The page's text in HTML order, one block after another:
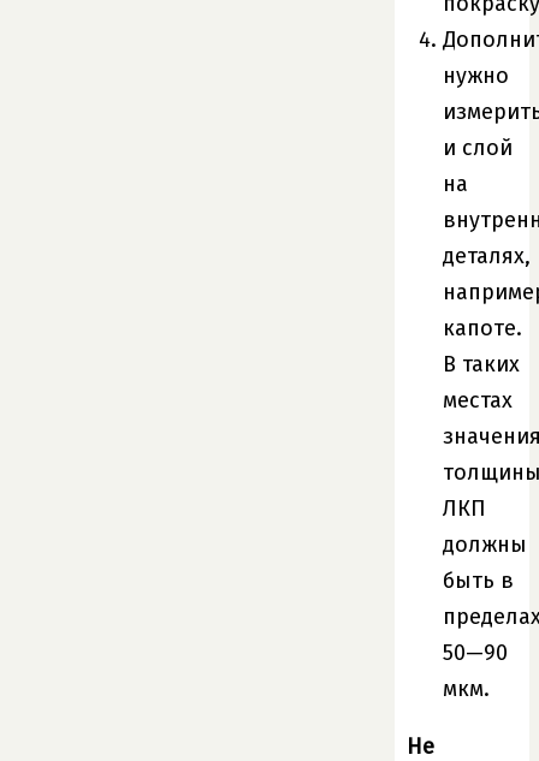
нужно
и слой
на
деталях,
капоте.
В таких
местах
ЛКП
должны
быть в
50—90
мкм.
Не